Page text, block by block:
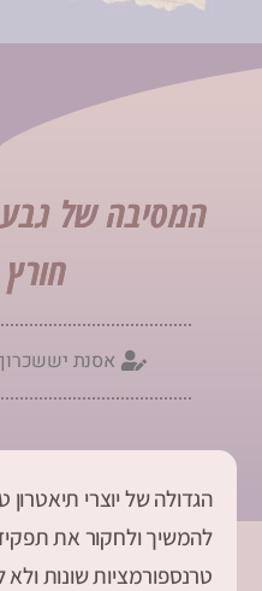
המסיבה של
אסנת
הגדולה של יוצרי
להמשיך ולחקור את
טרנספורמציות שונות